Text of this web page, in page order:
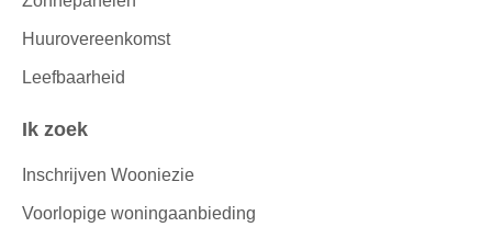
Huurovereenkomst
Leefbaarheid
Ik zoek
Inschrijven Wooniezie
Voorlopige woningaanbieding